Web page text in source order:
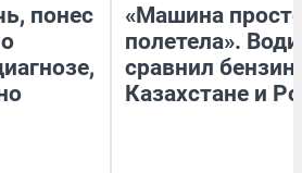
понес
«Машина
полетела».
сравнил бензин
Казахстане и